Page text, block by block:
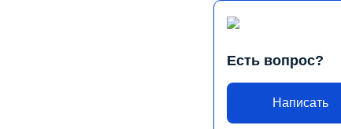
Есть вопрос?
Написать